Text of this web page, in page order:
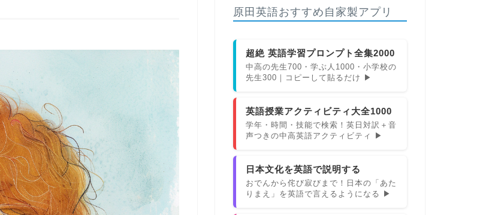
原田英語おすすめ自家製アプリ
超絶 英語学習プロンプト全集2000
中高の先生700・学ぶ人1000・小学校の
先生300｜コピーして貼るだけ ▶
英語授業アクティビティ大全1000
学年・時間・技能で検索！英日対訳＋音
声つきの中高英語アクティビティ ▶
日本文化を英語で説明する
おでんから侘び寂びまで！日本の「あた
りまえ」を英語で言えるようになる ▶